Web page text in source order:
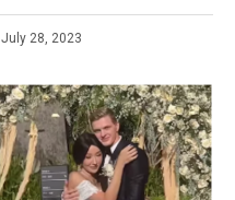
July 28, 2023